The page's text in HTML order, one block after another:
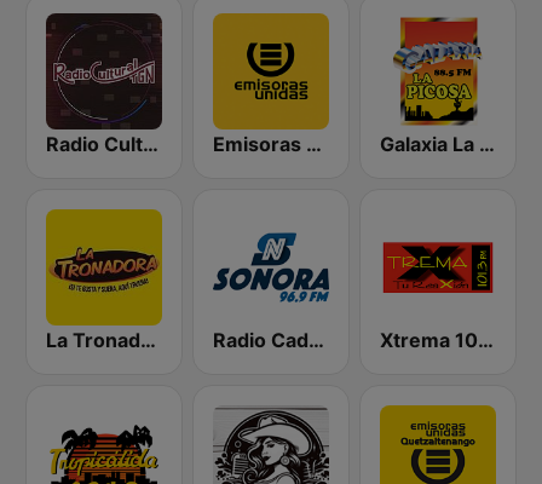
Radio Cultural TGN Emisoras Unidas Galaxia La Picosa
La Tronadora Radio Cadena Sonora Xtrema 101.3 FM